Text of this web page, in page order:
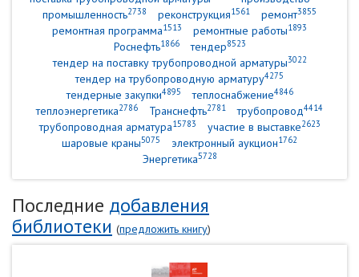
промышленность2738 реконструкция1561 ремонт3855
ремонтная программа1513 ремонтные работы1893
Роснефть1866 тендер8523
тендер на поставку трубопроводной арматуры3022
тендер на трубопроводную арматуру4275
тендерные закупки4895 теплоснабжение4846
теплоэнергетика2786 Транснефть2781 трубопровод4414
трубопроводная арматура15783 участие в выставке2623
шаровые краны5075 электронный аукцион1762
Энергетика5728
Последние добавления
библиотеки (предложить книгу)